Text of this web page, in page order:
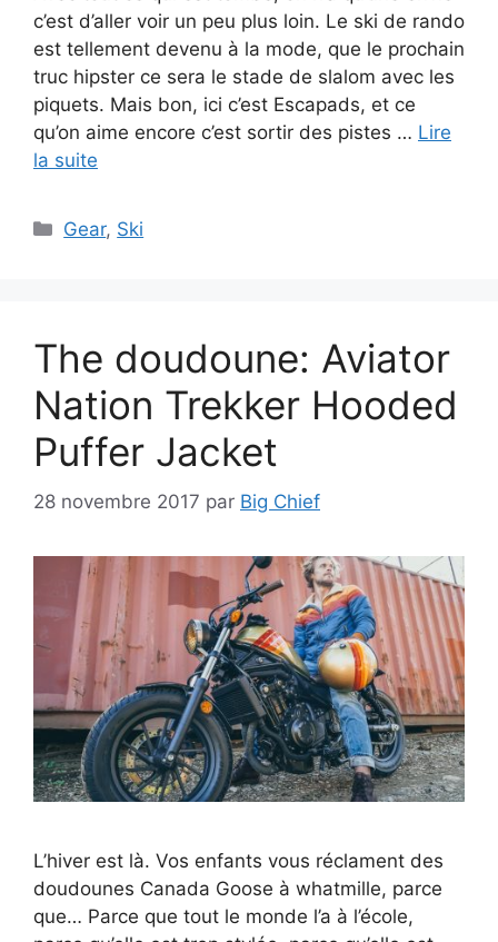
c’est d’aller voir un peu plus loin. Le ski de rando
est tellement devenu à la mode, que le prochain
truc hipster ce sera le stade de slalom avec les
piquets. Mais bon, ici c’est Escapads, et ce
qu’on aime encore c’est sortir des pistes … Lire
la suite
Catégories
Gear, Ski
The doudoune: Aviator
Nation Trekker Hooded
Puffer Jacket
28 novembre 2017 par Big Chief
L’hiver est là. Vos enfants vous réclament des
doudounes Canada Goose à whatmille, parce
que… Parce que tout le monde l’a à l’école,